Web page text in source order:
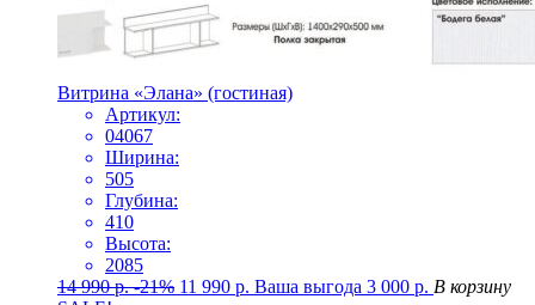
Витрина «Элана» (гостиная)
Артикул:
04067
Ширина:
505
Глубина:
410
Высота:
2085
14 990р. -21% 11 990 р. Ваша выгода 3 000 р. В корзину